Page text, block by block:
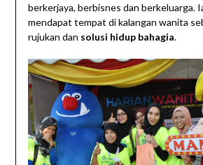
berkerjaya, berbisnes dan berkeluarga.
mendapat tempat di kalangan wanita
rujukan dan solusi hidup bahagia.